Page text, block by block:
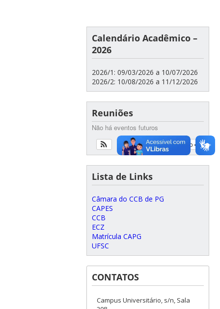
Calendário Acadêmico –
2026
2026/1: 09/03/2026 a 10/07/2026
2026/2: 10/08/2026 a 11/12/2026
Reuniões
Não há eventos futuros
Ver calendário
Lista de Links
Câmara do CCB de PG
CAPES
CCB
ECZ
Matrícula CAPG
UFSC
CONTATOS
Campus Universitário, s/n, Sala